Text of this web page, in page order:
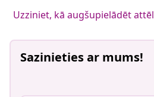
Uzziniet, kā augšupielādēt
Sazinieties ar mums!